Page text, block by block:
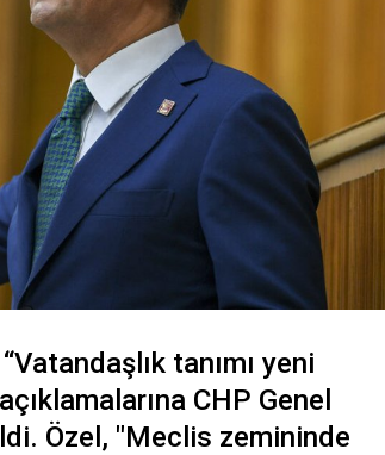
tanımı yeni
CHP Genel
Özel, "Meclis zemininde